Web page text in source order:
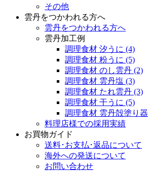
その他
雲丹をつかわれる方へ
雲丹をつかわれる方へ
雲丹加工例
調理食材 汐うに (4)
調理食材 粉うに (5)
調理食材 のし雲丹 (2)
調理食材 雲丹塩 (3)
調理食材 たれ雲丹 (3)
調理食材 干うに (5)
調理食材 雲丹殻塗り器
料理店様での採用実績
お買物ガイド
送料･お支払･返品について
海外への発送について
お問い合わせ